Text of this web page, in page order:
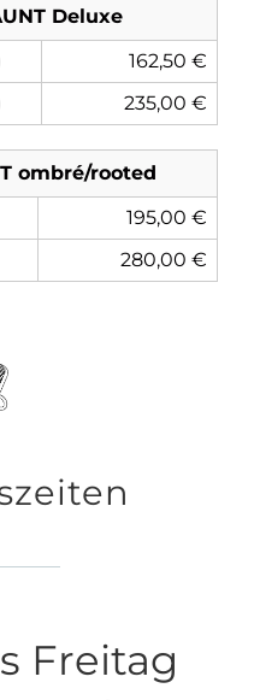
Deluxe
162,50 €
235,00 €
ombré/rooted
195,00 €
280,00 €
Freitag